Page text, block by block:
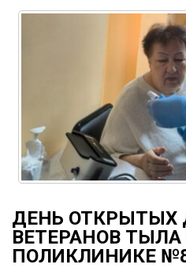
ДЕНЬ ОТКРЫТЫХ
ВЕТЕРАНОВ ТЫЛА
ПОЛИКЛИНИКЕ